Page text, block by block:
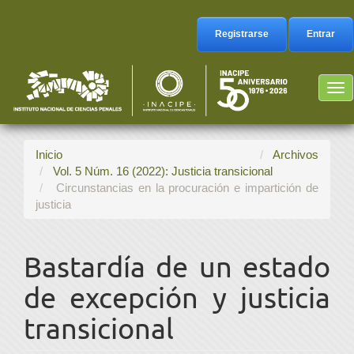
Barra
lateral
Registrarse Entrar
Inicio
Archivos
Vol. 5 Núm. 16 (2022): Justicia transicional
Circunstancias en la procuración e impartición de
justicia
Bastardía de un estado
de excepción y justicia
transicional